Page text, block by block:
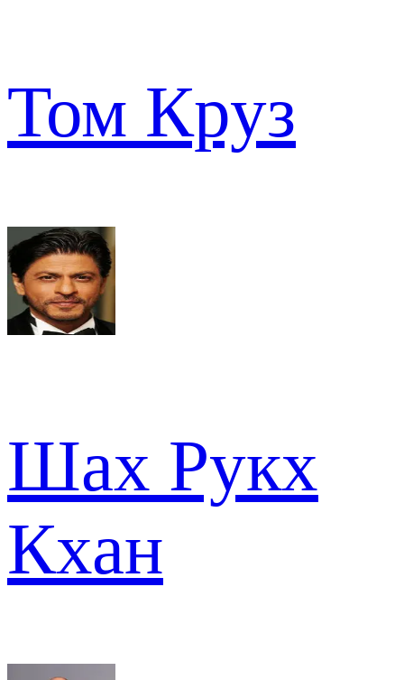
Том Круз
Шах Рукх
Кхан